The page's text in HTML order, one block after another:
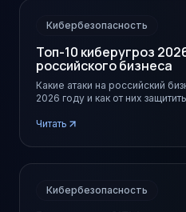
Кибербезопасность
Топ-10 киберугроз
российского бизнеса
Какие атаки на российский
2026 году и как от них
Читать
Кибербезопасность